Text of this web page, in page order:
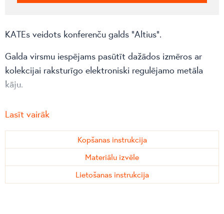
KATEs veidots konferenču galds “Altius”.
Galda virsmu iespējams pasūtīt dažādos izmēros ar
kolekcijai raksturīgo elektroniski regulējamo metāla
kāju.
materiālu sortimenta.
Metāla daļas pieejamas trīs krāsu variantos:
melnā,
Lasīt vairāk
Kopšanas instrukcija
Materiālu izvēle
Lietošanas instrukcija